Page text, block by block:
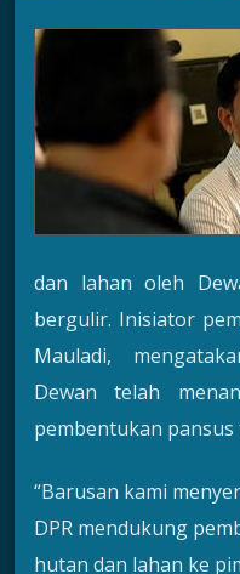
dan lahan oleh
bergulir. Inisiator
Mauladi,
Dewan telah
pembentukan pansus
“Barusan kami
DPR mendukung
hutan dan lahan ke